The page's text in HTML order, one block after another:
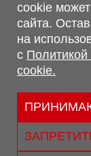
Обращаем Ваше
информация,
характеристик,
сервисного
не является
Гражданского
Политика
Политикой в
cookie
сайта.
на
с
cookie.